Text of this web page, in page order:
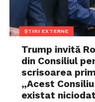
ȘTIRI EXTERNE
Trump invită
din Consiliul
scrisoarea
„Acest
existat